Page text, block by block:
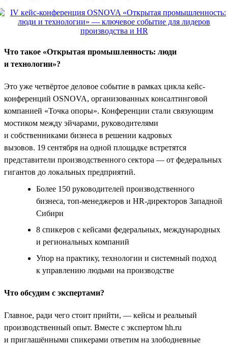
Что такое «Открытая промышленность: люди
и технологии»?
Это уже четвёртое деловое событие в рамках цикла кейс-
конференций OSNOVA, организованных консалтинговой
компанией «Точка опоры». Конференции стали связующим
мостиком между эйчарами, руководителями
и собственниками бизнеса в решении кадровых
вызовов. 19 сентября на одной площадке встретятся
представители производственного сектора — от федеральных
гигантов до локальных предприятий.
Более 150 руководителей производственного
бизнеса, топ-менеджеров и HR-директоров Западной
Сибири
8 спикеров с кейсами федеральных, международных
и региональных компаний
Упор на практику, технологии и системный подход
к управлению людьми на производстве
Что обсудим с экспертами?
Главное, ради чего стоит прийти, — кейсы и реальный
производственный опыт. Вместе с экспертом hh.ru
и приглашёнными спикерами ответим на злободневные